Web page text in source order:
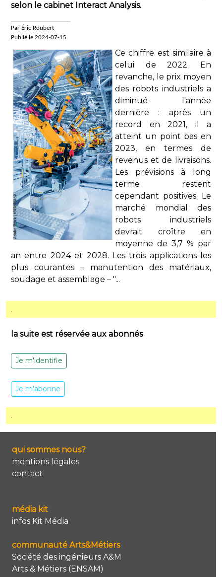
selon le cabinet Interact Analysis.
Par Éric Roubert
Publié le 2024-07-15
Ce chiffre est similaire à
celui de 2022. En
revanche, le prix moyen
des robots industriels a
diminué l'année
dernière : après un
record en 2021, il a
atteint un point bas en
2023, en termes de
revenus et de livraisons.
Les prévisions à long
terme restent
cependant positives. Le
marché mondial des
robots industriels
devrait croître en
moyenne de 3,7 % par
an entre 2024 et 2028. Les trois applications les
plus courantes – manutention des matériaux,
soudage et assemblage – "...
.
la suite est réservée aux abonnés
Je m'identifie
Je m'abonne
.
qui sommes nous?
mentions légales
contact
média kit
infos Kit Média
communauté Arts&Métiers
Société des ingénieurs A&M
Arts & Métiers (ENSAM)